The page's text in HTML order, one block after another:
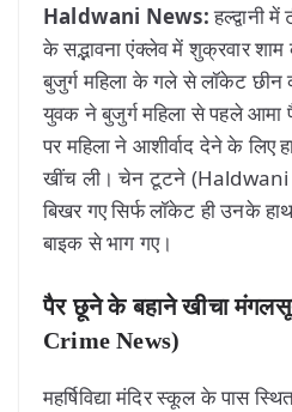
Haldwani News:हल्द्वानी
के सद्भावना एंक्लेव में शुक्रवार
बुजुर्ग महिला के गले से लॉकेट
युवक ने बुजुर्ग महिला से पहले आमा
पर महिला ने आशीर्वाद देने के लिए
खींच ली। चेन टूटने (Haldwani
बिखर गए सिर्फ लॉकेट ही उनके
बाइक से भाग गए।
पैर छूने के बहाने खीचा
Crime News)
महर्षिविद्या मंदिर स्कूल के पास